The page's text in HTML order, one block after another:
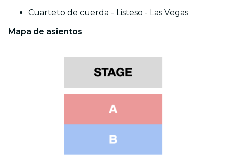
Cuarteto de cuerda - Listeso - Las Vegas
Mapa de asientos